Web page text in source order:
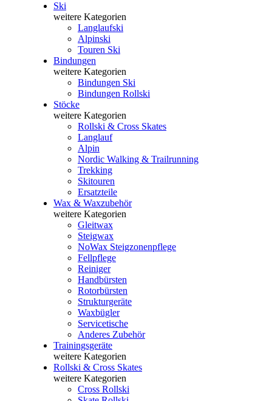
Ski
weitere Kategorien
Langlaufski
Alpinski
Touren Ski
Bindungen
weitere Kategorien
Bindungen Ski
Bindungen Rollski
Stöcke
weitere Kategorien
Rollski & Cross Skates
Langlauf
Alpin
Nordic Walking & Trailrunning
Trekking
Skitouren
Ersatzteile
Wax & Waxzubehör
weitere Kategorien
Gleitwax
Steigwax
NoWax Steigzonenpflege
Fellpflege
Reiniger
Handbürsten
Rotorbürsten
Strukturgeräte
Waxbügler
Servicetische
Anderes Zubehör
Trainingsgeräte
weitere Kategorien
Rollski & Cross Skates
weitere Kategorien
Cross Rollski